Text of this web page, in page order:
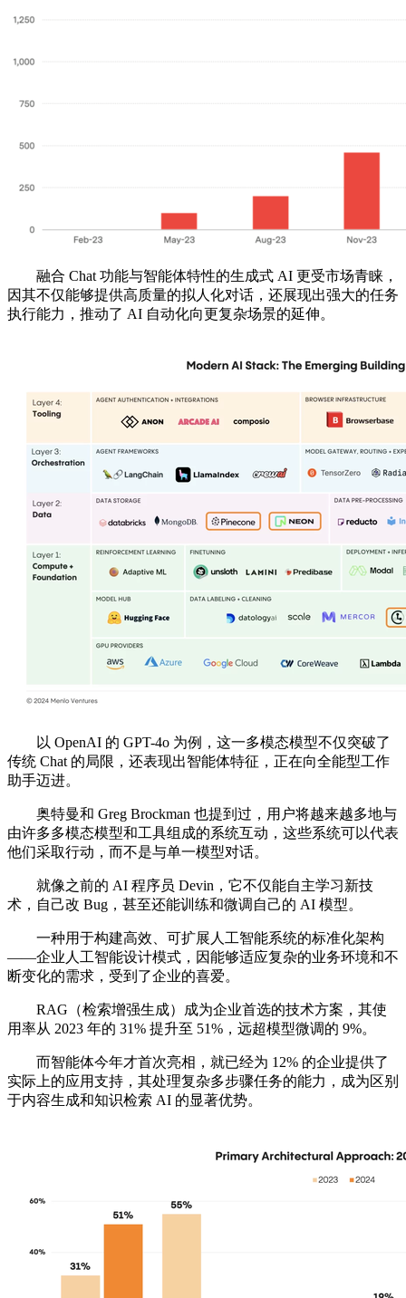
融合 Chat 功能与智能体特性的生成式 AI 更受市场青睐，
因其不仅能够提供高质量的拟人化对话，还展现出强大的任务
执行能力，推动了 AI 自动化向更复杂场景的延伸。
以 OpenAI 的 GPT-4o 为例，这一多模态模型不仅突破了
传统 Chat 的局限，还表现出智能体特征，正在向全能型工作
助手迈进。
奥特曼和 Greg Brockman 也提到过，用户将越来越多地与
由许多多模态模型和工具组成的系统互动，这些系统可以代表
他们采取行动，而不是与单一模型对话。
就像之前的 AI 程序员 Devin，它不仅能自主学习新技
术，自己改 Bug，甚至还能训练和微调自己的 AI 模型。
一种用于构建高效、可扩展人工智能系统的标准化架构
——企业人工智能设计模式，因能够适应复杂的业务环境和不
断变化的需求，受到了企业的喜爱。
RAG（检索增强生成）成为企业首选的技术方案，其使
用率从 2023 年的 31% 提升至 51%，远超模型微调的 9%。
而智能体今年才首次亮相，就已经为 12% 的企业提供了
实际上的应用支持，其处理复杂多步骤任务的能力，成为区别
于内容生成和知识检索 AI 的显著优势。